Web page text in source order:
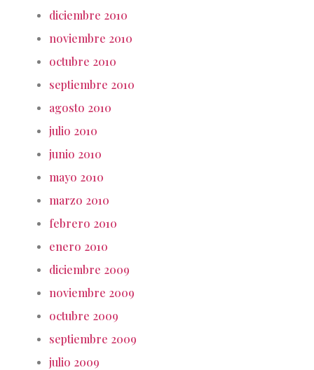
diciembre 2010
noviembre 2010
octubre 2010
septiembre 2010
agosto 2010
julio 2010
junio 2010
mayo 2010
marzo 2010
febrero 2010
enero 2010
diciembre 2009
noviembre 2009
octubre 2009
septiembre 2009
julio 2009